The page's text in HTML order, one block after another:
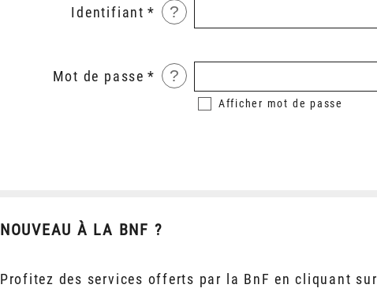
Identifiant ?
Mot de passe ?
Afficher mot de passe
NOUVEAU À LA BNF ?
Profitez des services offerts par la BnF en cliquant sur